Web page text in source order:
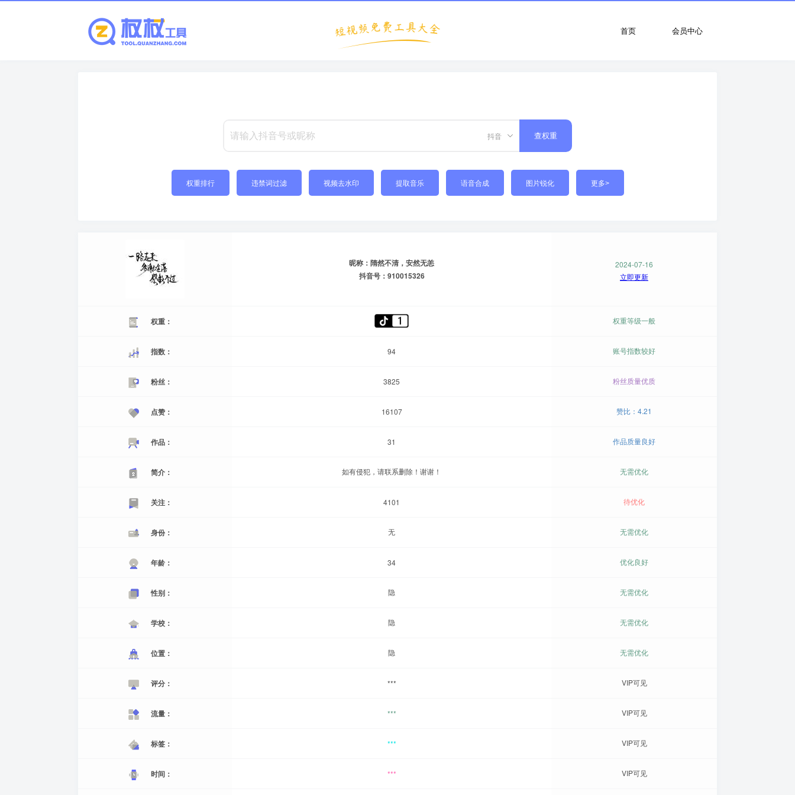
会员中心
首页
抖音 查权重
权重排行 违禁词过滤 视频去水印 提取音乐 语音合成 图片锐化 更多>
昵称：隋然不清，安然无恙
抖音号：910015326
2024-07-16
立即更新
权重： 权重等级一般
指数： 94 账号指数较好
粉丝： 3825 粉丝质量优质
点赞： 16107 赞比：4.21
作品： 31 作品质量良好
简介： 如有侵犯，请联系删除！谢谢！ 无需优化
关注： 4101 待优化
身份： 无 无需优化
年龄： 34 优化良好
性别： 隐 无需优化
学校： 隐 无需优化
位置： 隐 无需优化
评分： *** VIP可见
流量： *** VIP可见
标签： *** VIP可见
时间： *** VIP可见